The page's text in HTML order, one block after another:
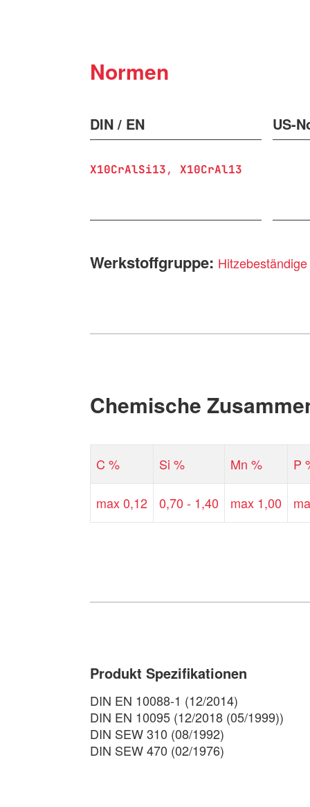
Normen
DIN / EN US-
X10CrAlSi13 X10CrAl13
Werkstoffgruppe:
Chemische
C % Si % Mn % P
max 0,12 0,70 - 1,40 max 1,00
Produkt Spezifikationen
DIN EN 10088-1 (12/2014)
DIN EN 10095 (12/2018 (05/1999))
DIN SEW 310 (08/1992)
DIN SEW 470 (02/1976)